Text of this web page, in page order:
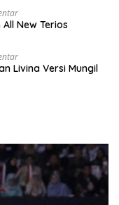
New Terios
Livina Versi Mungil